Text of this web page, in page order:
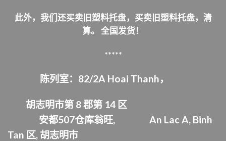
此外，我们还买卖旧塑料托盘，买卖旧塑料托盘，清
算。
全国发货！
*****
陈列室：82/2A Hoai Thanh，
胡志明市第 8 郡第 14 区
安都507仓库翁旺, An Lac A, Binh
Tan 区, 胡志明市